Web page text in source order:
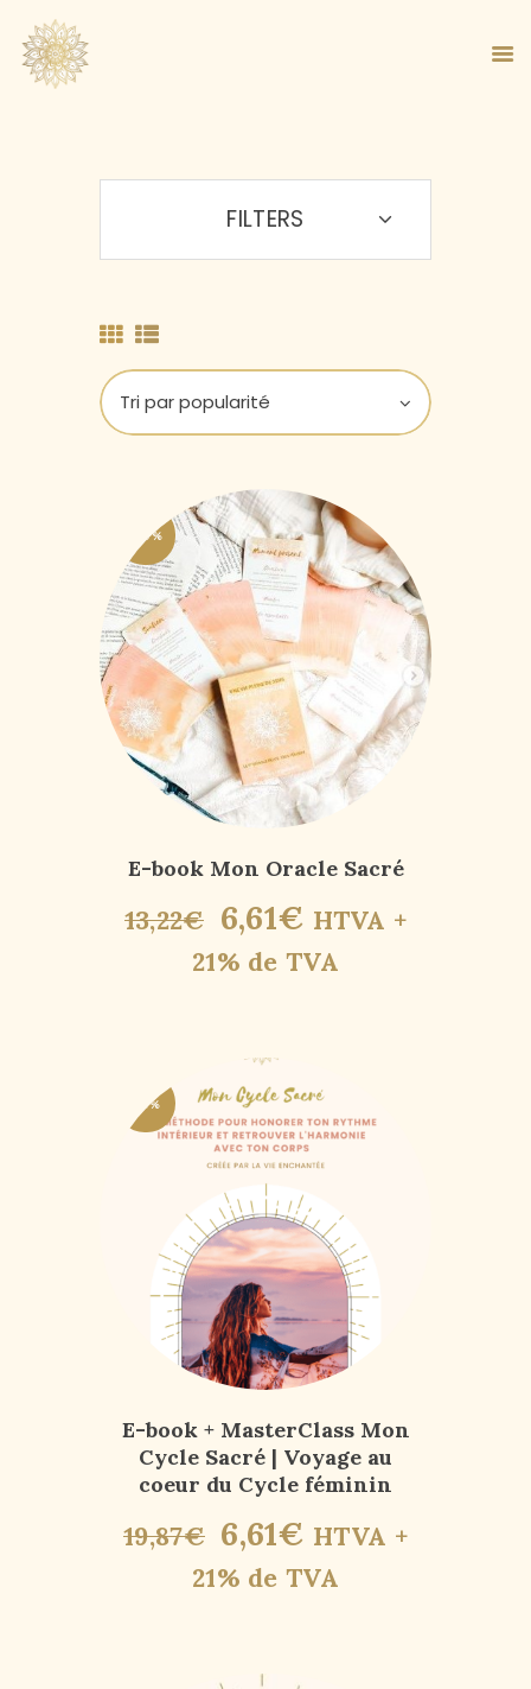
À PROPOS
BOUTIQUE
PANIER
-50%
E-book Mon Oracle Sacré
13,22€ 6,61€ HTVA +
21% de TVA
-67%
E-book + MasterClass Mon
Cycle Sacré | Voyage au
coeur du Cycle féminin
19,87€ 6,61€ HTVA +
21% de TVA
FILTERS